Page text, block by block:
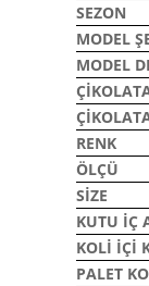
SEZON
MODEL
MODEL
RENK
ÖLÇÜ
SIZE
KUTU İÇ
KOLI İÇI
PALET